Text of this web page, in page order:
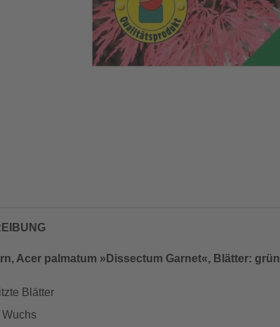
Acer palmatum »Dissectum Garnet«, Blätter: grün
Blätter